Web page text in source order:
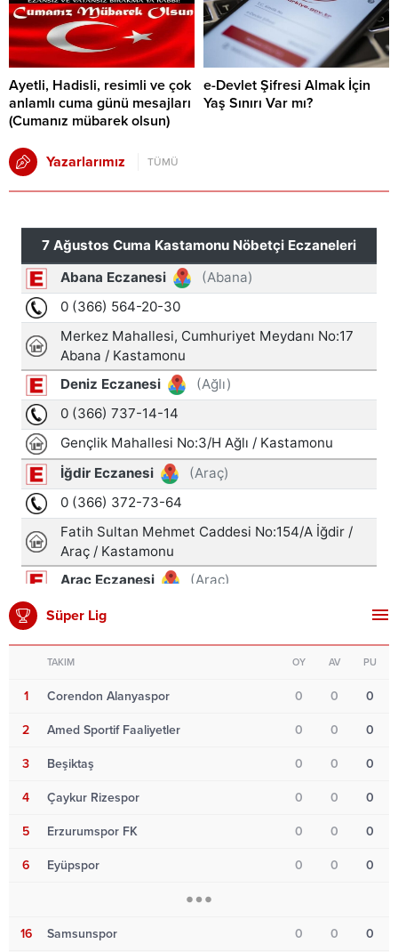
Ayetli, Hadisli, resimli ve çok
anlamlı cuma günü mesajları
(Cumanız mübarek olsun)
e-Devlet Şifresi Almak İçin
Yaş Sınırı Var mı?
Yazarlarımız TÜMÜ
Süper Lig
TAKIM OY AV PU
1 Corendon Alanyaspor 0 0 0
2 Amed Sportif Faaliyetler 0 0 0
3 Beşiktaş 0 0 0
4 Çaykur Rizespor 0 0 0
5 Erzurumspor FK 0 0 0
6 Eyüpspor 0 0 0
16 Samsunspor 0 0 0